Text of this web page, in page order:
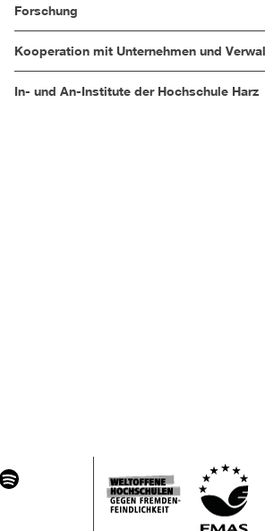
Forschung
Kooperation mit Unternehmen und
In- und An-Institute der Hochschule Harz